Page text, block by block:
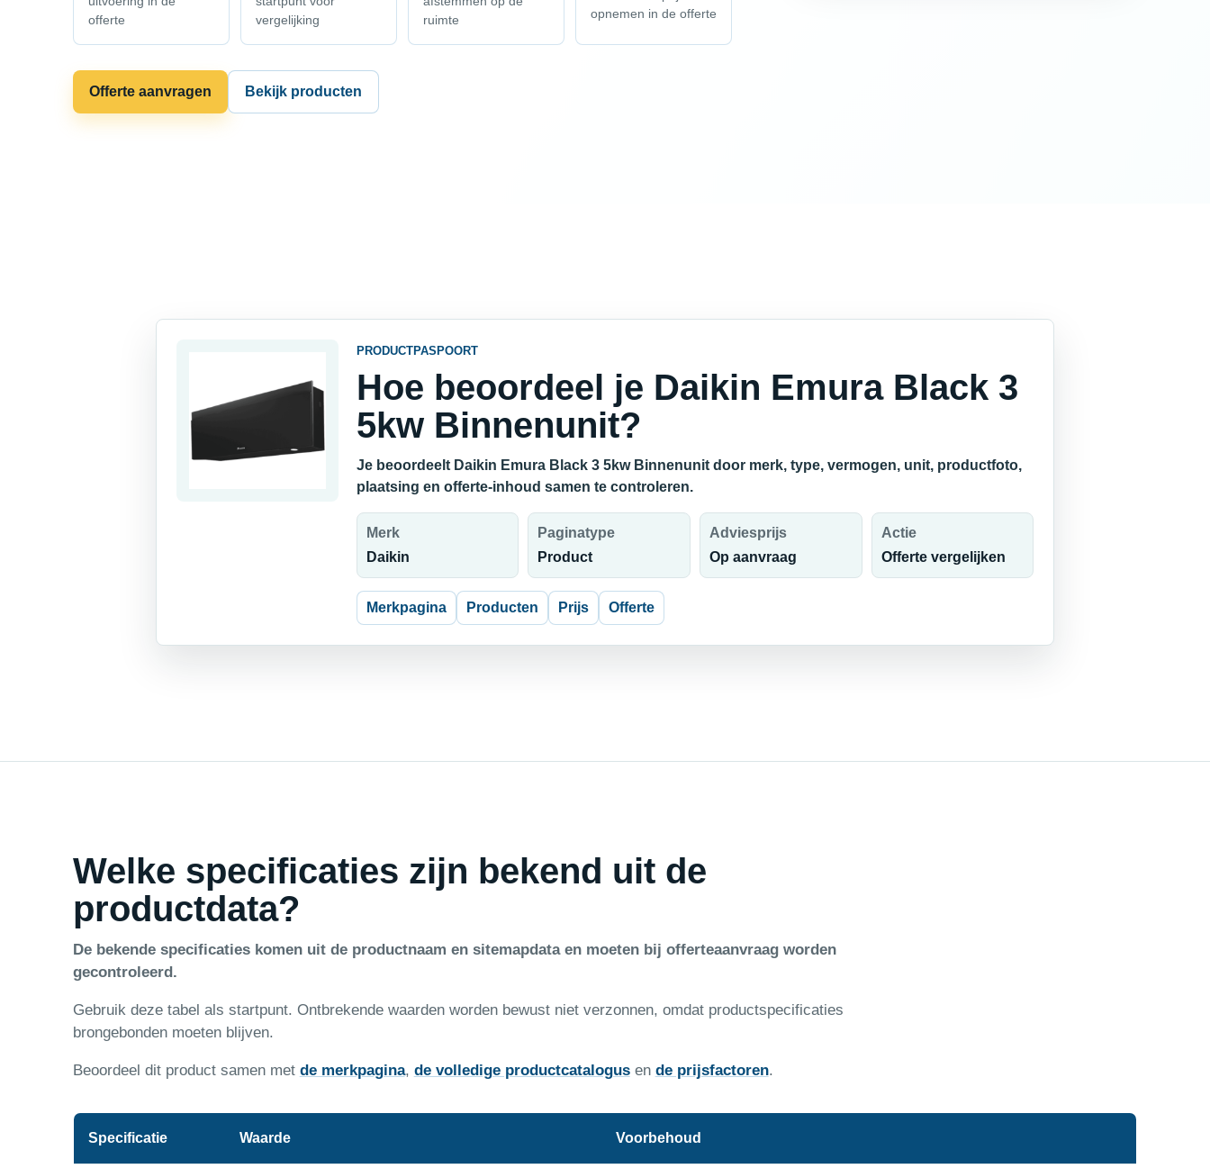
offerte
vergelijking
ruimte
opnemen in de offerte
Offerte aanvragen Bekijk producten
PRODUCTPASPOORT
Hoe beoordeel je Daikin Emura Black 3
5kw Binnenunit?
Je beoordeelt Daikin Emura Black 3 5kw Binnenunit door merk, type, vermogen, unit, productfoto,
plaatsing en offerte-inhoud samen te controleren.
Merk
Daikin
Paginatype
Product
Adviesprijs
Op aanvraag
Actie
Offerte vergelijken
Merkpagina Producten Prijs Offerte
Welke specificaties zijn bekend uit de
productdata?
De bekende specificaties komen uit de productnaam en sitemapdata en moeten bij offerteaanvraag worden
gecontroleerd.
Gebruik deze tabel als startpunt. Ontbrekende waarden worden bewust niet verzonnen, omdat productspecificaties
brongebonden moeten blijven.
Beoordeel dit product samen met de merkpagina, de volledige productcatalogusen de prijsfactoren.
Specificatie Waarde Voorbehoud